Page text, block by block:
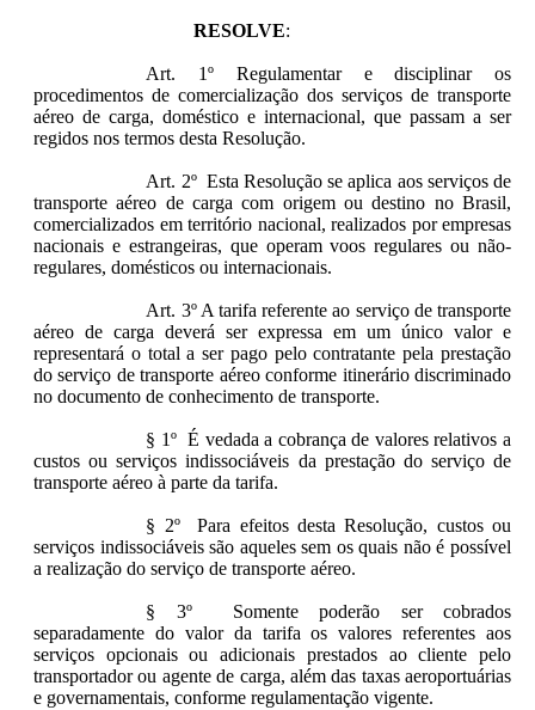
RESOLVE:
Art. 1º Regulamentar e disciplinar os
procedimentos de comercialização dos serviços de transporte
aéreo de carga, doméstico e internacional, que passam a ser
regidos nos termos desta Resolução.
Art. 2º Esta Resolução se aplica aos serviços de
transporte aéreo de carga com origem ou destino no Brasil,
comercializados em território nacional, realizados por empresas
nacionais e estrangeiras, que operam voos regulares ou não-
regulares, domésticos ou internacionais.
Art. 3º A tarifa referente ao serviço de transporte
aéreo de carga deverá ser expressa em um único valor e
representará o total a ser pago pelo contratante pela prestação
do serviço de transporte aéreo conforme itinerário discriminado
no documento de conhecimento de transporte.
§ 1º É vedada a cobrança de valores relativos a
custos ou serviços indissociáveis da prestação do serviço de
transporte aéreo à parte da tarifa.
§ 2º Para efeitos desta Resolução, custos ou
serviços indissociáveis são aqueles sem os quais não é possível
a realização do serviço de transporte aéreo.
§ 3º Somente poderão ser cobrados
separadamente do valor da tarifa os valores referentes aos
serviços opcionais ou adicionais prestados ao cliente pelo
transportador ou agente de carga, além das taxas aeroportuárias
e governamentais, conforme regulamentação vigente.